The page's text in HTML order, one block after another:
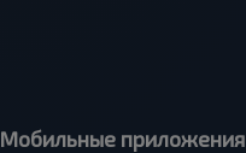
Мобильные приложения